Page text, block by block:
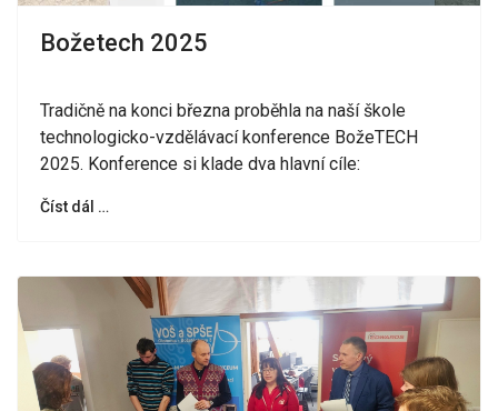
Božetech 2025
Tradičně na konci března proběhla na naší škole
technologicko-vzdělávací konference BožeTECH
2025. Konference si klade dva hlavní cíle:
Číst dál …